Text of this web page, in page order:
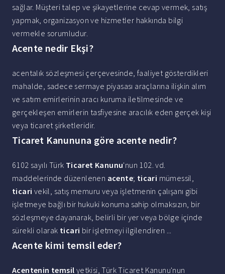
sağlar. Müşteri talep ve şikayetlerine cevap vermek, satış
yapmak, organizasyon ve hizmetler hakkında bilgi
vermekle sorumludur.
Acente nedir Ekşi?
acentalık sözleşmesi çerçevesinde, faaliyet gösterdikleri
mahalde, sadece sermaye piyasası araçlarına ilişkin alım
ve satım emirlerinin aracı kuruma iletilmesinde ve
gerçekleşen emirlerin tasfiyesine aracılık eden gerçek kişi
veya ticaret şirketleridir.
Ticaret Kanununa göre acente nedir?
6102 sayılı Türk Ticaret Kanunu'nun 102. vd.
maddelerinde düzenlenen acente; ticari mümessil,
ticari vekil, satış memuru veya işletmenin çalışanı gibi
işletmeye bağlı bir hukuki konuma sahip olmaksızın, bir
sözleşmeye dayanarak, belirli bir yer veya bölge içinde
sürekli olarak ticari bir işletmeyi ilgilendiren ...
Acente kimi temsil eder?
Acentenin temsil yetkisi, Türk Ticaret Kanunu'nun